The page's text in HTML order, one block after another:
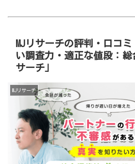
MJリサーチの評判・口コ
い調査力・適正な値段：総
サーチ」
MJリサーチ